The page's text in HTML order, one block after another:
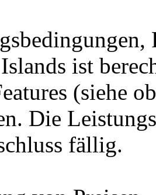
ist
(siehe
Die
fällig.